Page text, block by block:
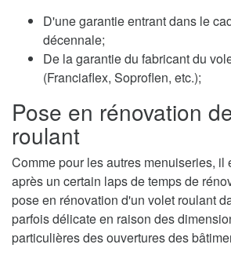
D'une garantie entrant dans le
décennale;
De la garantie du fabricant du
(Franciaflex, Soproflen, etc.);
Pose en rénovation
roulant
Comme pour les autres menuiseries, il
après un certain laps de temps de
pose en rénovation d'un volet roulant
parfois délicate en raison des
particulières des ouvertures des